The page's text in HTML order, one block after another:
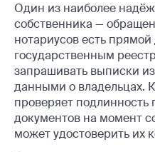
Один из наиболее
собственника —
нотариусов есть прямой
государственным
запрашивать выписки
данными о владельцах.
проверяет подлинность
документов на момент
может удостоверить их